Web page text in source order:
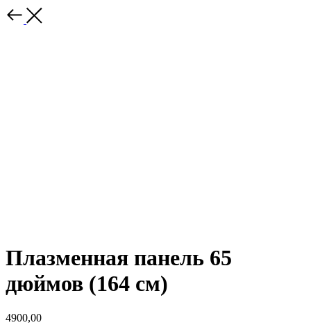
Плазменная панель 65
дюймов (164 см)
4900,00